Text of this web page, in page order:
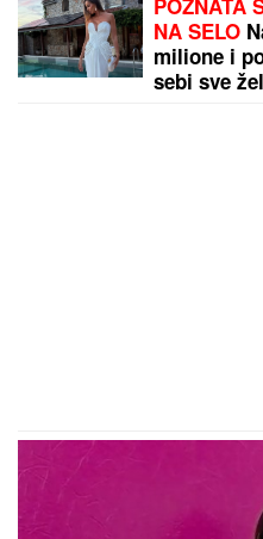
NA SELO
milione i
sebi sve